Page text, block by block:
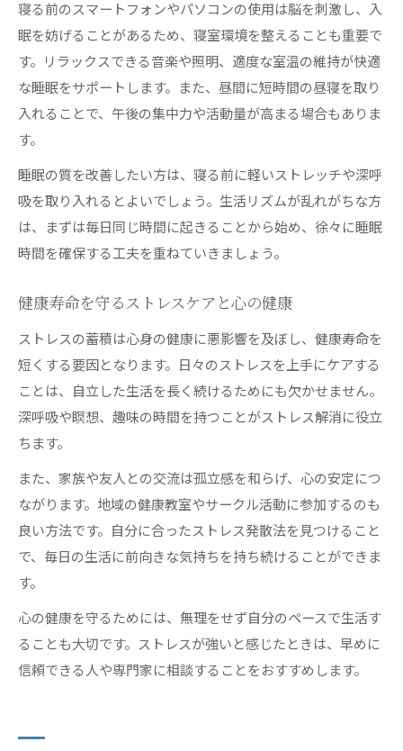
寝る前のスマートフォンやパソコンの使用は脳を刺激し、入
眠を妨げることがあるため、寝室環境を整えることも重要で
す。リラックスできる音楽や照明、適度な室温の維持が快適
な睡眠をサポートします。また、昼間に短時間の昼寝を取り
入れることで、午後の集中力や活動量が高まる場合もありま
す。
睡眠の質を改善したい方は、寝る前に軽いストレッチや深呼
吸を取り入れるとよいでしょう。生活リズムが乱れがちな方
は、まずは毎日同じ時間に起きることから始め、徐々に睡眠
時間を確保する工夫を重ねていきましょう。
健康寿命を守るストレスケアと心の健康
ストレスの蓄積は心身の健康に悪影響を及ぼし、健康寿命を
短くする要因となります。日々のストレスを上手にケアする
ことは、自立した生活を長く続けるためにも欠かせません。
深呼吸や瞑想、趣味の時間を持つことがストレス解消に役立
ちます。
また、家族や友人との交流は孤立感を和らげ、心の安定につ
ながります。地域の健康教室やサークル活動に参加するのも
良い方法です。自分に合ったストレス発散法を見つけること
で、毎日の生活に前向きな気持ちを持ち続けることができま
す。
心の健康を守るためには、無理をせず自分のペースで生活す
ることも大切です。ストレスが強いと感じたときは、早めに
信頼できる人や専門家に相談することをおすすめします。